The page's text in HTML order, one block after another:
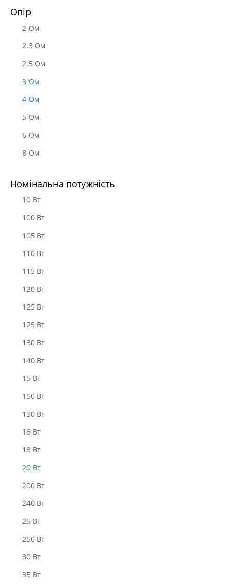
Опір
2 Ом
2.3 Ом
2.5 Ом
3 Ом
4 Oм
5 Ом
6 Ом
8 Ом
Номінальна потужність
10 Вт
100 Вт
105 Вт
110 Вт
115 Вт
120 Вт
125 Вт
125 Вт
130 Вт
140 Вт
15 Вт
150 Вт
150 Вт
16 Вт
18 Вт
20 Вт
200 Вт
240 Вт
25 Вт
250 Вт
30 Вт
35 Вт